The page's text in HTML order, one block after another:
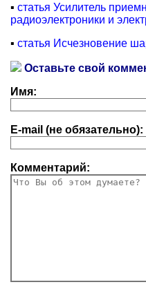
▪ статья Усилитель
радиоэлектроники и
▪ статья Исчезновение
Оставьте свой
Имя:
E-mail (не обязательно):
Комментарий: